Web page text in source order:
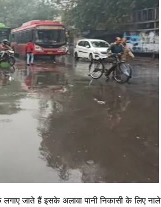
जाते हैं इसके अलावा पानी निकासी के लिए नाले